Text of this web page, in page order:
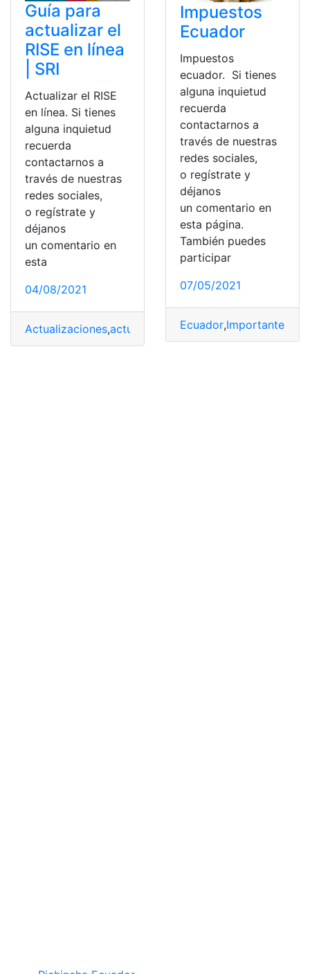
Guía para
actualizar el
RISE en línea
| SRI
Actualizar el RISE
en línea. Si tienes
alguna inquietud
recuerda
contactarnos a
través de nuestras
redes sociales,
o regístrate y
déjanos
un comentario en
esta
04/08/2021
Actualizaciones,actualizar Actualizar la información
Impuestos
Ecuador
Impuestos
ecuador. Si tienes
alguna inquietud
recuerda
contactarnos a
través de nuestras
redes sociales,
o regístrate y
déjanos
un comentario en
esta página.
También puedes
participar
07/05/2021
Ecuador,Importante